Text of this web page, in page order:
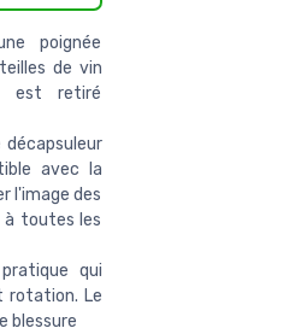
poignée
de vin
est retiré
avec la
l'image des
à toutes les
qui
rotation. Le
blessure